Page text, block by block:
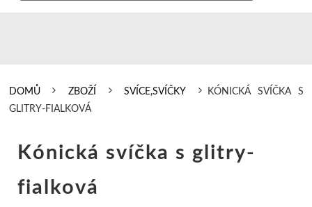
DOMŮ ZBOŽÍ SVÍCE,SVÍČKY
KÓNICKÁ SVÍČKA S
GLITRY-FIALKOVÁ
Kónická svíčka s glitry-
fialková